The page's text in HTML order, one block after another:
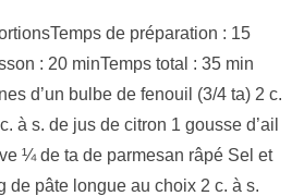
de préparation : 15
: 20 minTemps total : 35 min
d’un bulbe de fenouil (3/4 ta) 2 c.
à s. de jus de citron 1 gousse d’ail
¼ de ta de parmesan râpé Sel et
de pâte longue au choix 2 c. à s.